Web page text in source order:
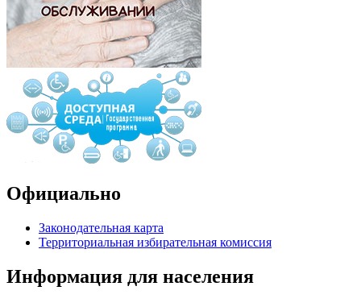
Официально
Законодательная карта
Территориальная избирательная комиссия
Информация для населения